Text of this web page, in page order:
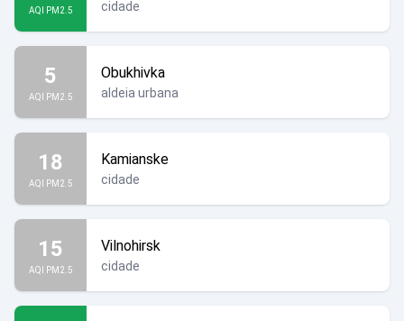
AQI PM2.5 cidade
5
AQI PM2.5
Obukhivka
aldeia urbana
18
AQI PM2.5
Kamianske
cidade
15
AQI PM2.5
Vilnohirsk
cidade